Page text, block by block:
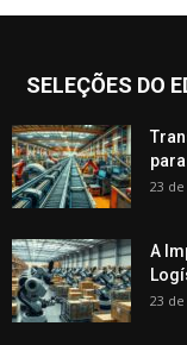
SELEÇÕES DO
23
A
23